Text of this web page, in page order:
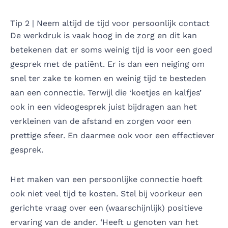
Tip 2 | Neem altijd de tijd voor persoonlijk contact
De werkdruk is vaak hoog in de zorg en dit kan
betekenen dat er soms weinig tijd is voor een goed
gesprek met de patiënt. Er is dan een neiging om
snel ter zake te komen en weinig tijd te besteden
aan een connectie. Terwijl die ‘koetjes en kalfjes’
ook in een videogesprek juist bijdragen aan het
verkleinen van de afstand en zorgen voor een
prettige sfeer. En daarmee ook voor een effectiever
gesprek.
Het maken van een persoonlijke connectie hoeft
ook niet veel tijd te kosten. Stel bij voorkeur een
gerichte vraag over een (waarschijnlijk) positieve
ervaring van de ander. ‘Heeft u genoten van het